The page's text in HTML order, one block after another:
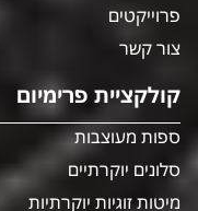
פרוייקטים
צור קשר
קולקציית פרימיום
ספות מעוצבות
סלונים יוקרתיים
מיטות זוגיות יוקרתיות